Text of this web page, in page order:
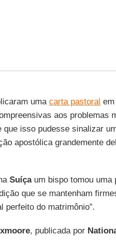
uma carta pastoral
aos problemas
isso pudesse sinalizar
apostólica grandemente
Suíçaum bispo tomou uma
que se mantenham
perfeito do matrimônio”.
, publicada por